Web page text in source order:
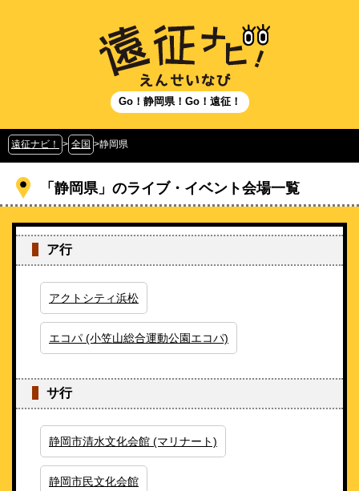
Go！静岡県！Go！遠征！
遠征ナビ！ > 全国 >静岡県
「静岡県」のライブ・イベント会場一覧
ア行
アクトシティ浜松
エコパ (小笠山総合運動公園エコパ)
サ行
静岡市清水文化会館 (マリナート)
静岡市民文化会館